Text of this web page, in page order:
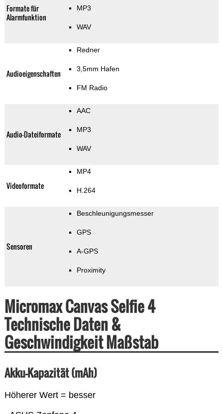
Formate für
Alarmfunktion
MP3
WAV
Audioeigenschaften
Redner
3,5mm Hafen
FM Radio
Audio-Dateiformate
AAC
MP3
WAV
Videoformate
MP4
H.264
Sensoren
Beschleunigungsmesser
GPS
A-GPS
Proximity
Micromax Canvas Selfie 4
Technische Daten &
Geschwindigkeit Maßstab
Akku-Kapazität (mAh)
Höherer Wert = besser